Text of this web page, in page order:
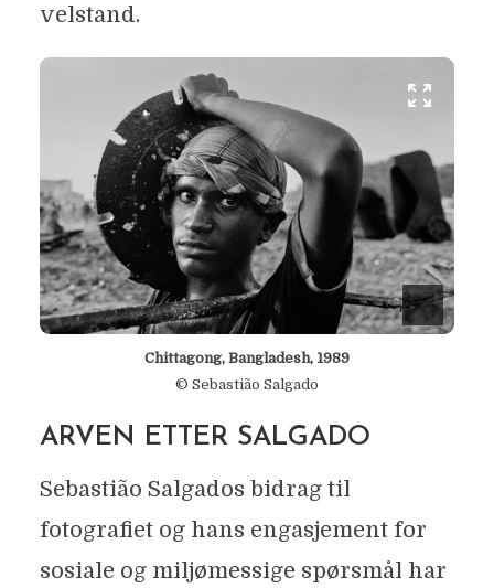
velstand.
Chittagong, Bangladesh, 1989
© Sebastião Salgado
ARVEN ETTER SALGADO
Sebastião Salgados bidrag til
fotografiet og hans engasjement for
sosiale og miljømessige spørsmål har